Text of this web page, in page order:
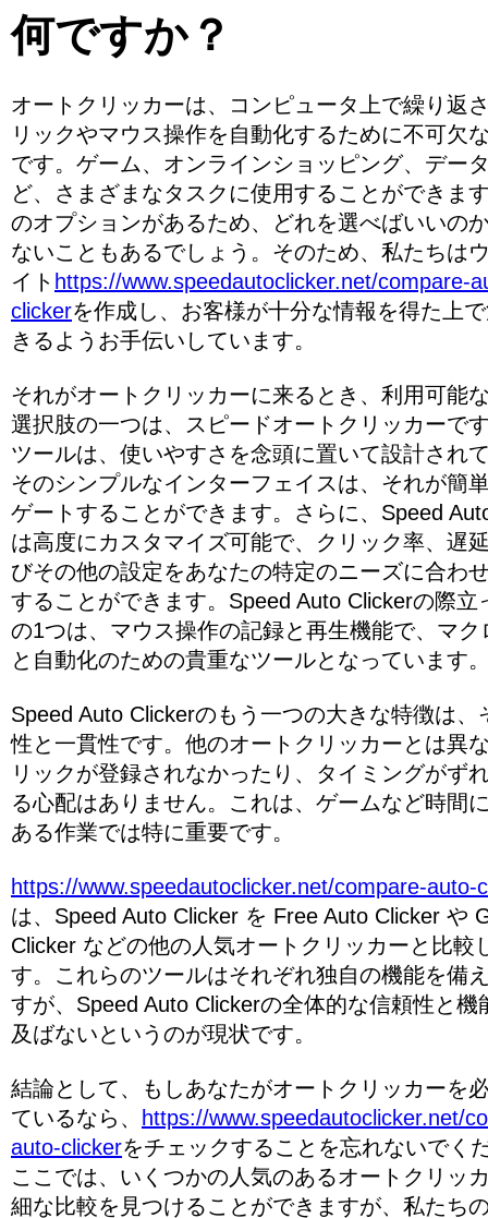
何ですか？
オートクリッカーは、コンピュータ上で繰り返
リックやマウス操作を自動化するために不可欠
です。ゲーム、オンラインショッピング、デー
ど、さまざまなタスクに使用することができま
のオプションがあるため、どれを選べばいいの
ないこともあるでしょう。そのため、私たちは
イト https://www.speedautoclicker.net/compare-
clickerを作成し、お客様が十分な情報を得た上
きるようお手伝いしています。
それがオートクリッカーに来るとき、利用可能
選択肢の一つは、スピードオートクリッカーで
ツールは、使いやすさを念頭に置いて設計され
そのシンプルなインターフェイスは、それが簡
ゲートすることができます。さらに、Speed
は高度にカスタマイズ可能で、クリック率、遅
びその他の設定をあなたの特定のニーズに合わ
することができます。Speed Auto Clickerの際立
の1つは、マウス操作の記録と再生機能で、マク
と自動化のための貴重なツールとなっています
Speed Auto Clickerのもう一つの大きな特徴は、
性と一貫性です。他のオートクリッカーとは異
リックが登録されなかったり、タイミングがず
る心配はありません。これは、ゲームなど時間
ある作業では特に重要です。
https://www.speedautoclicker.net/compare-auto-
は、Speed Auto Clicker を Free Auto Clicker や
Clicker などの他の人気オートクリッカーと比較
す。これらのツールはそれぞれ独自の機能を備
すが、Speed Auto Clickerの全体的な信頼性と機
及ばないというのが現状です。
結論として、もしあなたがオートクリッカーを
ているなら、
https://www.speedautoclicker.net/
auto-clickerをチェックすることを忘れないでく
ここでは、いくつかの人気のあるオートクリッ
細な比較を見つけることができますが、私たち